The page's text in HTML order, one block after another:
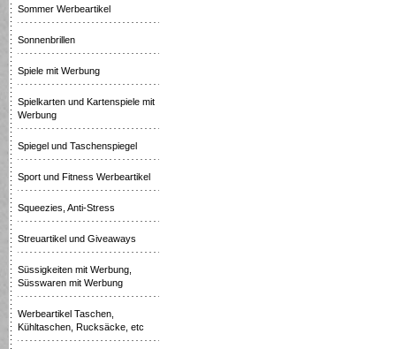
Sommer Werbeartikel
Sonnenbrillen
Spiele mit Werbung
Spielkarten und Kartenspiele mit
Werbung
Spiegel und Taschenspiegel
Sport und Fitness Werbeartikel
Squeezies, Anti-Stress
Streuartikel und Giveaways
Süssigkeiten mit Werbung,
Süsswaren mit Werbung
Werbeartikel Taschen,
Kühltaschen, Rucksäcke, etc